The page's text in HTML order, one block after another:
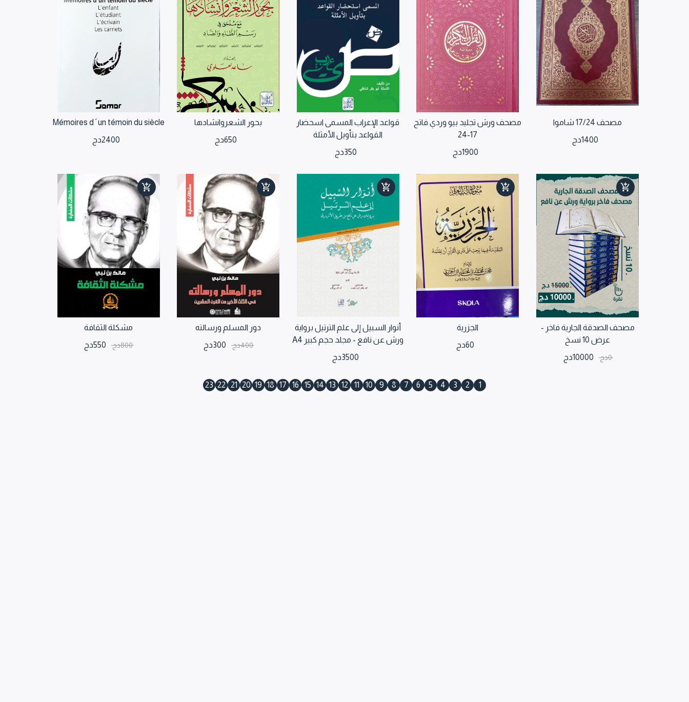
مصحف 17/24 شاموا
1400دج
مصحف ورش تجليد بيو وردي فاتح
17-24
1900دج
قواعد الإعراب المسمى اسحضار
القواعد بتأويل الأمثلة
350دج
بحور الشعروانشادها
650دج
Mémoires d´un témoin du siècle
2400دج
مصحف الصدقة الجارية فاخر -
عرض 10 نسخ
0دج 10000دج
الجزرية
60دج
أنوار السبيل إلى علم الترتيل برواية
ورش عن نافع - مجلد حجم كبير A4
3500دج
دور المسلم ورسالته
400دج 300دج
مشكلة الثقافة
800دج 550دج
1
2
3
4
5
6
7
8
9
10
11
12
13
14
15
16
17
18
19
20
21
22
23